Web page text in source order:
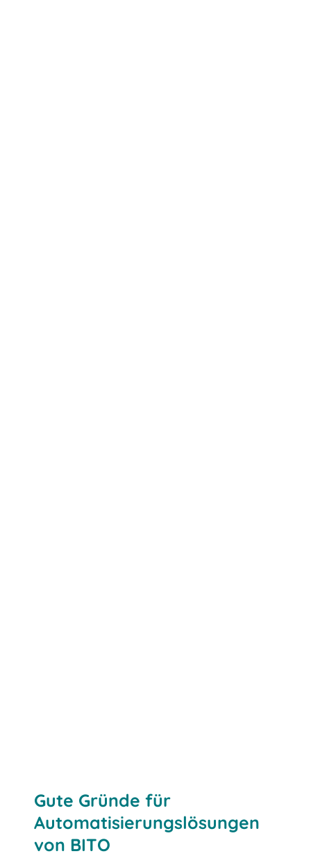
Gute Gründe für
Automatisierungslösungen
von BITO